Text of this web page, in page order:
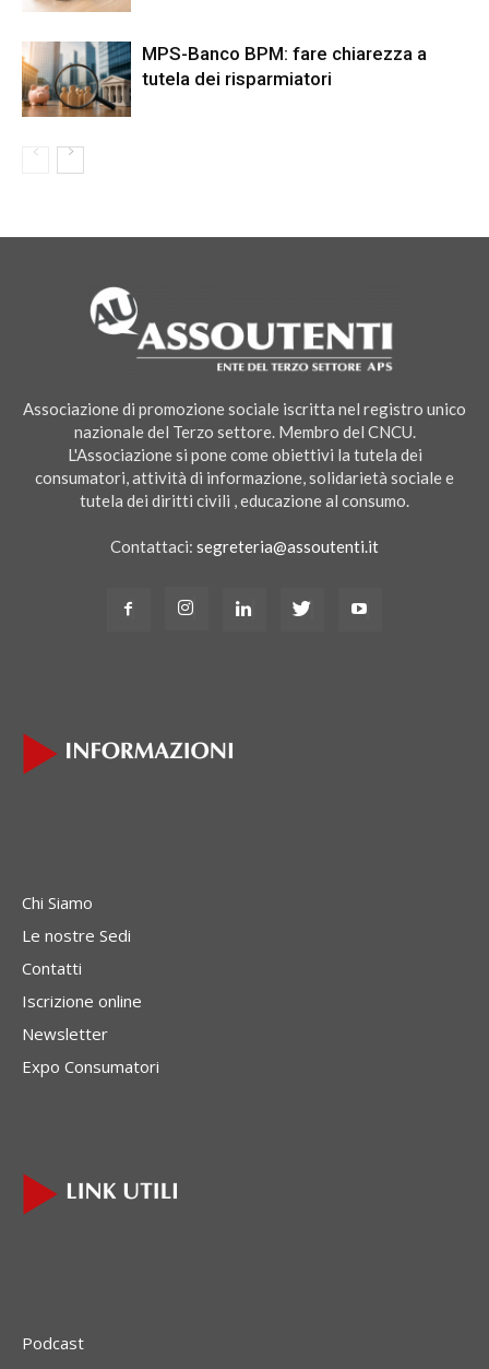
MPS-Banco BPM: fare chiarezza a
tutela dei risparmiatori
Associazione di promozione sociale iscritta nel registro unico
nazionale del Terzo settore. Membro del CNCU.
L'Associazione si pone come obiettivi la tutela dei
consumatori, attività di informazione, solidarietà sociale e
tutela dei diritti civili , educazione al consumo.
Contattaci: segreteria@assoutenti.it
Chi Siamo
Le nostre Sedi
Contatti
Iscrizione online
Newsletter
Expo Consumatori
Podcast